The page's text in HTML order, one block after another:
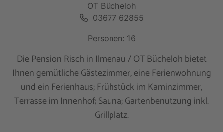
OT Bücheloh
03677 62855
Personen: 16
Die Pension Risch in Ilmenau / OT Bücheloh bietet
Ihnen gemütliche Gästezimmer, eine Ferienwohnung
und ein Ferienhaus; Frühstück im Kaminzimmer,
Terrasse im Innenhof; Sauna; Gartenbenutzung inkl.
Grillplatz.